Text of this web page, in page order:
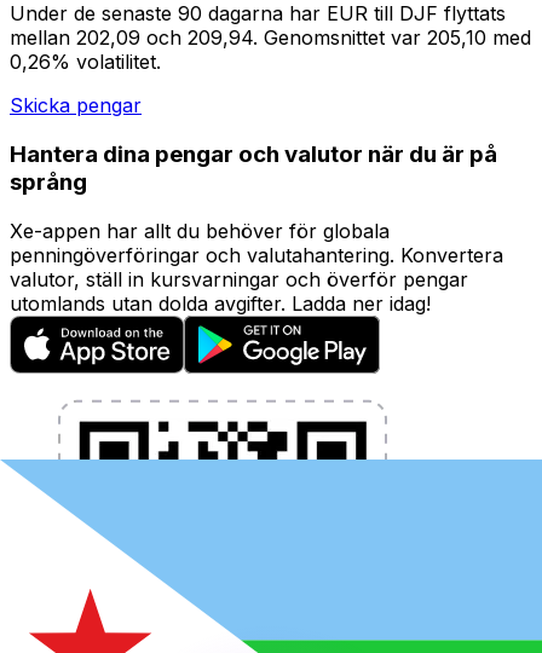
Under de senaste 90 dagarna har EUR till DJF flyttats
mellan 202,09 och 209,94. Genomsnittet var 205,10 med
0,26% volatilitet.
Skicka pengar
Hantera dina pengar och valutor när du är på
språng
Xe-appen har allt du behöver för globala
penningöverföringar och valutahantering. Konvertera
valutor, ställ in kursvarningar och överför pengar
utomlands utan dolda avgifter. Ladda ner idag!